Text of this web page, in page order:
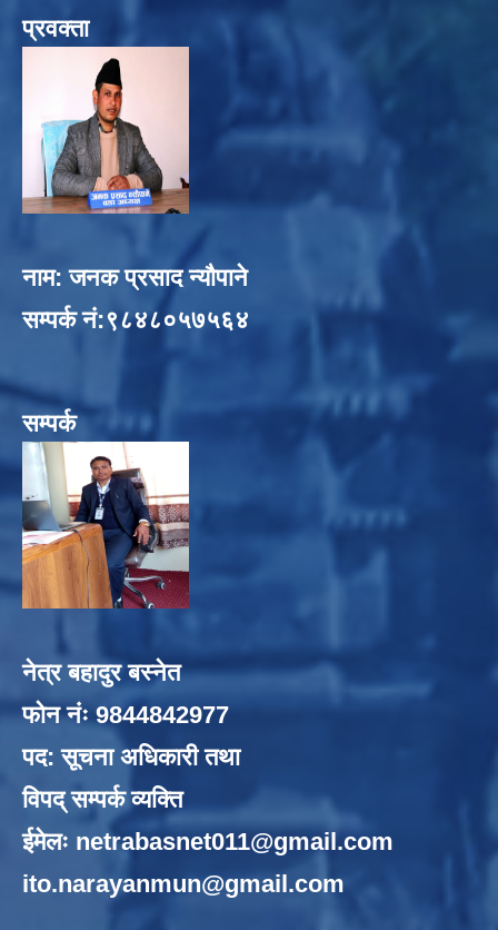
प्रवक्ता
नाम: जनक प्रसाद न्यौपाने
सम्पर्क नं:९८४८०५७५६४
सम्पर्क
नेत्र बहादुर बस्नेत
फोन नंः 9844842977
पद: सूचना अधिकारी तथा
विपद् सम्पर्क व्यक्ति
ईमेलः netrabasnet011@gmail.com
ito.narayanmun@gmail.com